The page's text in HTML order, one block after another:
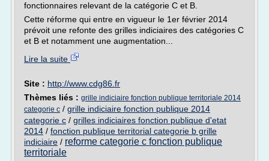
fonctionnaires relevant de la catégorie C et B.
Cette réforme qui entre en vigueur le 1er février 2014
prévoit une refonte des grilles indiciaires des catégories C
et B et notamment une augmentation...
Lire la suite
Site : http://www.cdg86.fr
Thèmes liés : grille indiciaire fonction publique territoriale 2014
categorie c / grille indiciaire fonction publique 2014
categorie c / grilles indiciaires fonction publique d'etat
2014 / fonction publique territorial categorie b grille
indiciaire / reforme categorie c fonction publique
territoriale